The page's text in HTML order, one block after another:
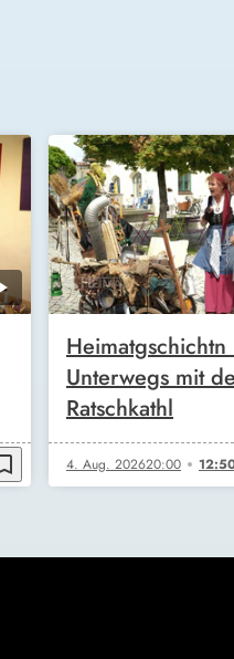
bookmark_border
Unterwegs mit
Ratschkathl
4. Aug. 202620:00